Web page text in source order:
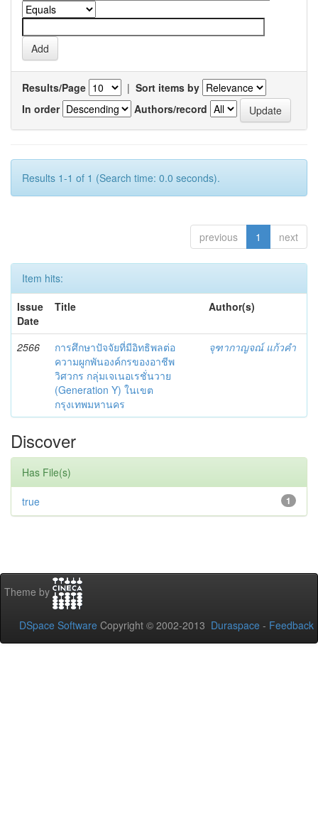
Results/Page | Sort items by
In order
Authors/record
Results 1-1 of 1 (Search time: 0.0 seconds).
previous 1 next
Item hits:
Issue
Date
Title Author(s)
2566
การศึกษาปัจจัยที่มีอิทธิพลต่อ
ความผูกพันองค์กรของอาชีพ
วิศวกร กลุ่มเจเนอเรชั่นวาย
(Generation Y) ในเขต
กรุงเทพมหานคร
จุฑากาญจณ์ แก้วคำ
Discover
Has File(s)
1
true
Theme by
DSpace Software Copyright © 2002-2013 Duraspace - Feedback